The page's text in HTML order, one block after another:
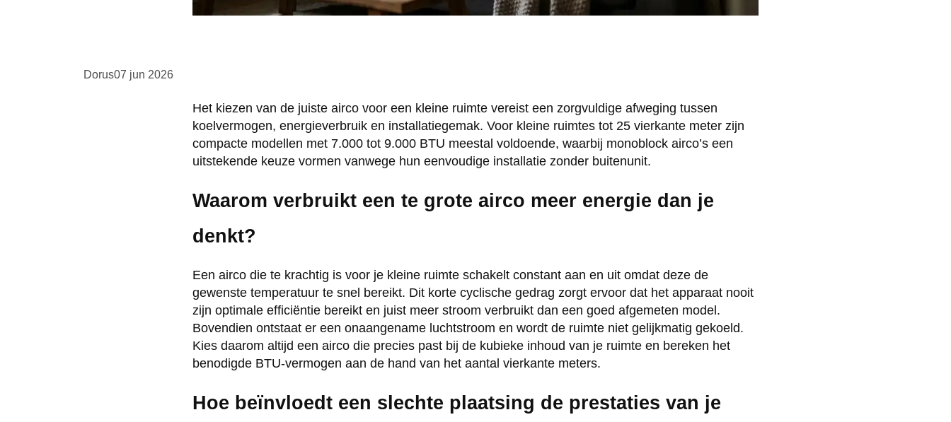
Dorus07 jun 2026
Het kiezen van de juiste airco voor een kleine ruimte vereist een zorgvuldige afweging tussen
koelvermogen, energieverbruik en installatiegemak. Voor kleine ruimtes tot 25 vierkante meter zijn
compacte modellen met 7.000 tot 9.000 BTU meestal voldoende, waarbij monoblock airco’s een
uitstekende keuze vormen vanwege hun eenvoudige installatie zonder buitenunit.
Waarom verbruikt een te grote airco meer energie dan je
denkt?
Een airco die te krachtig is voor je kleine ruimte schakelt constant aan en uit omdat deze de
gewenste temperatuur te snel bereikt. Dit korte cyclische gedrag zorgt ervoor dat het apparaat nooit
zijn optimale efficiëntie bereikt en juist meer stroom verbruikt dan een goed afgemeten model.
Bovendien ontstaat er een onaangename luchtstroom en wordt de ruimte niet gelijkmatig gekoeld.
Kies daarom altijd een airco die precies past bij de kubieke inhoud van je ruimte en bereken het
benodigde BTU-vermogen aan de hand van het aantal vierkante meters.
Hoe beïnvloedt een slechte plaatsing de prestaties van je